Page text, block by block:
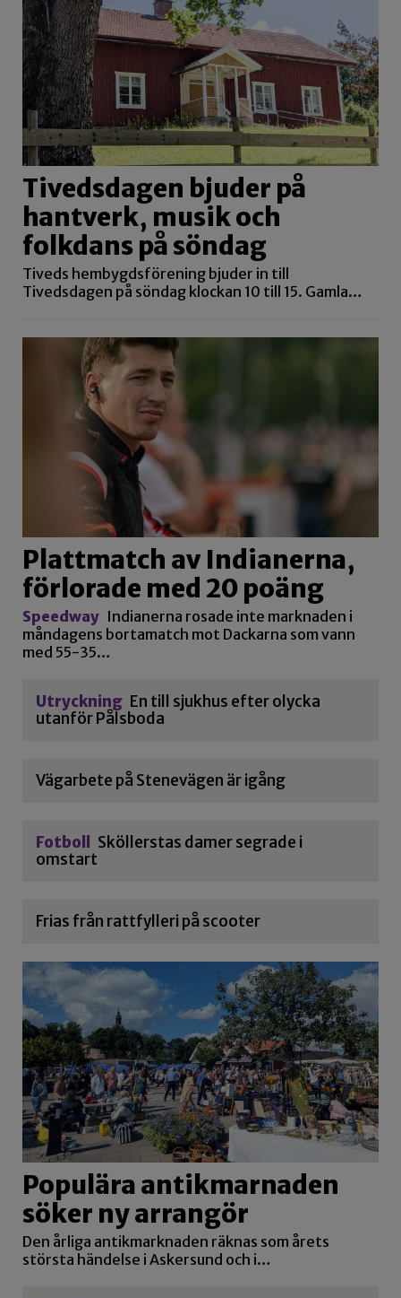
Tivedsdagen bjuder på
hantverk, musik och
folkdans på söndag
Tiveds hembygdsförening bjuder in till
Tivedsdagen på söndag klockan 10 till 15. Gamla…
Plattmatch av Indianerna,
förlorade med 20 poäng
Speedway Indianerna rosade inte marknaden i
måndagens bortamatch mot Dackarna som vann
med 55-35…
Utryckning En till sjukhus efter olycka
utanför Pålsboda
Vägarbete på Stenevägen är igång
Fotboll Sköllerstas damer segrade i
omstart
Frias från rattfylleri på scooter
Populära antikmarnaden
söker ny arrangör
Den årliga antikmarknaden räknas som årets
största händelse i Askersund och i…